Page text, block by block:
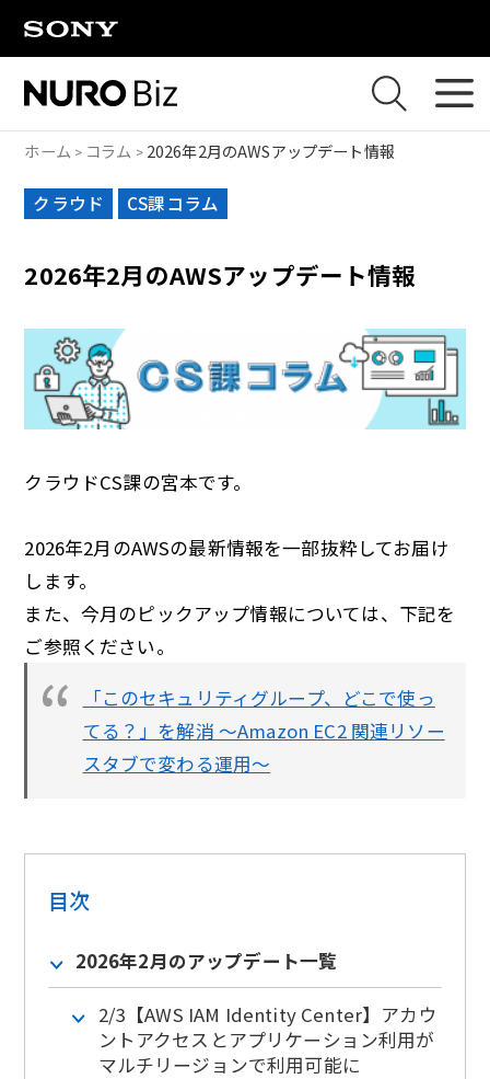
ホーム コラム 2026年2月のAWSアップデート情報
クラウド CS課コラム
2026年2月のAWSアップデート情報
クラウドCS課の宮本です。
2026年2月のAWSの最新情報を一部抜粋してお届け
します。
また、今月のピックアップ情報については、下記を
ご参照ください。
「このセキュリティグループ、どこで使っ
てる？」を解消 〜Amazon EC2 関連リソー
スタブで変わる運用〜
目次
2026年2月のアップデート一覧
2/3【AWS IAM Identity Center】アカウ
ントアクセスとアプリケーション利⽤が
マルチリージョンで利⽤可能に